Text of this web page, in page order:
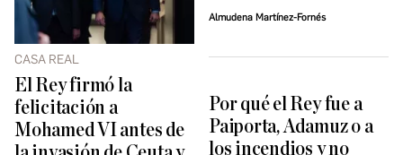
CASA REAL
El Rey firmó la
felicitación a
Mohamed VI antes de
Almudena Martínez-Fornés
Por qué el Rey fue a
Paiporta, Adamuz o a
los incendios y no